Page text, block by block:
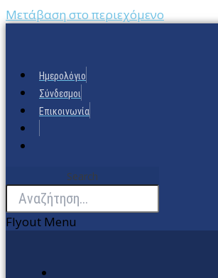
Μετάβαση στο περιεχόμενο
Ημερολόγιο
Σύνδεσμοι
Επικοινωνία
Search
Flyout Menu